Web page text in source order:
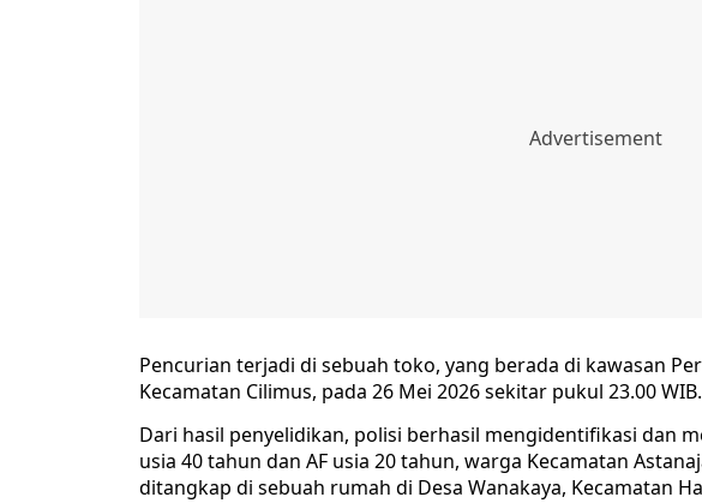
Pencurian terjadi di sebuah toko, yang berada di kawasan
Kecamatan Cilimus, pada 26 Mei 2026 sekitar pukul 23.00 WIB.
Dari hasil penyelidikan, polisi berhasil mengidentifikasi dan
usia 40 tahun dan AF usia 20 tahun, warga Kecamatan
ditangkap di sebuah rumah di Desa Wanakaya, Kecamatan